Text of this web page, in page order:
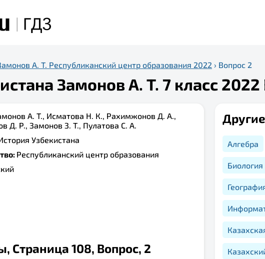
А. Т. Республиканский центр образования 2022 › Вопрос 2
Замонов А. Т. 7 класс
А. Т., Исматова Н. К., Рахимжонов Д. А.,
Д. Р., Замонов З. Т., Пулатова С. А.
Узбекистана
Республиканский центр образования
Страница 108, Вопрос, 2
Алгебра
Биология